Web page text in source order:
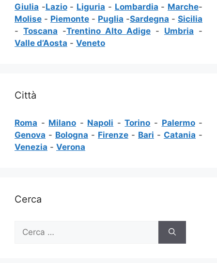
Giulia -Lazio- Liguria - Lombardia - Marche-
Molise - Piemonte - Puglia -Sardegna - Sicilia
- Toscana -Trentino Alto Adige - Umbria -
Valle d’Aosta - Veneto
Città
Roma - Milano - Napoli -Torino - Palermo-
Genova - Bologna - Firenze - Bari - Catania -
Venezia - Verona
Cerca
per: